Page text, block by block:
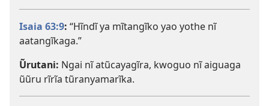
Isaia 63:9: “Hĩndĩ ya mĩtangĩko yao yothe nĩ
aatangĩkaga.”
Ũrutani: Ngai nĩ atũcayagĩra, kwoguo nĩ aiguaga
ũũru rĩrĩa tũranyamarĩka.